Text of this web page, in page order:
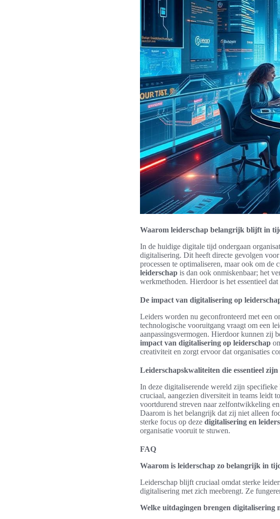
Waarom leiderschap belangrijk blijft in
In de huidige digitale tijd ondergaan
digitalisering. Dit heeft directe gevolgen
processen te optimaliseren, maar ook om de
leiderschap is dan ook onmiskenbaar; het
werkmethoden. Hierdoor is het essentieel
De impact van digitalisering op
Leiders worden nu geconfronteerd met een
technologische vooruitgang vraagt om een
aanpassingsvermogen. Hierdoor kunnen zij
impact van digitalisering op leiderschap
creativiteit en zorgt ervoor dat organisaties
Leiderschapskwaliteiten die essentieel
In deze digitaliserende wereld zijn
cruciaal, aangezien diversiteit in teams leidt
voortdurend streven naar zelfontwikkeling
Daarom is het belangrijk dat zij niet alleen
sterke focus op deze digitalisering en
organisatie vooruit te stuwen.
FAQ
Waarom is leiderschap zo belangrijk in
Leiderschap blijft cruciaal omdat sterke
digitalisering met zich meebrengt. Ze
Welke uitdagingen brengen digitalisering